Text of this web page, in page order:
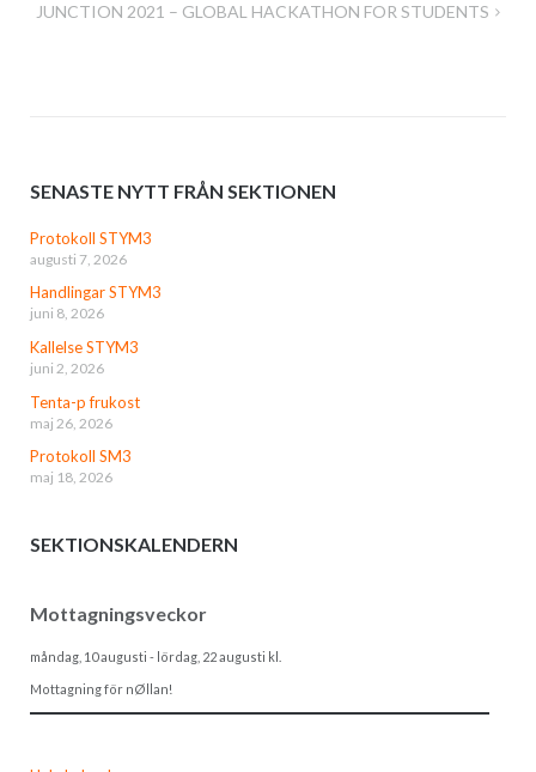
JUNCTION 2021 – GLOBAL HACKATHON FOR STUDENTS
SENASTE NYTT FRÅN SEKTIONEN
Protokoll STYM3
augusti 7, 2026
Handlingar STYM3
juni 8, 2026
Kallelse STYM3
juni 2, 2026
Tenta-p frukost
maj 26, 2026
Protokoll SM3
maj 18, 2026
SEKTIONSKALENDERN
Mottagningsveckor
måndag, 10 augusti - lördag, 22 augusti kl.
Mottagning för nØllan!